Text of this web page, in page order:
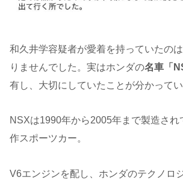
和久井学容疑者が愛着を持っていたの
りませんでした。実はホンダの名車「
有し、大切にしていたことが分かってい
NSXは1990年から2005年まで製造され
作スポーツカー。
V6エンジンを配し、ホンダのテクノロ